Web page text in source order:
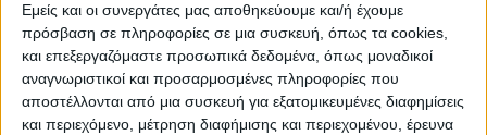
Εμείς και οι συνεργάτες μας αποθηκεύουμε και/ή έχουμε
πρόσβαση σε πληροφορίες σε μια συσκευή, όπως τα cookies,
και επεξεργαζόμαστε προσωπικά δεδομένα, όπως μοναδικοί
αναγνωριστικοί και προσαρμοσμένες πληροφορίες που
αποστέλλονται από μια συσκευή για εξατομικευμένες διαφημίσεις
και περιεχόμενο, μέτρηση διαφήμισης και περιεχομένου, έρευνα
Θεσσαλία